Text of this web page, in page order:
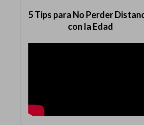
5 Tips para No Perder
con la Edad